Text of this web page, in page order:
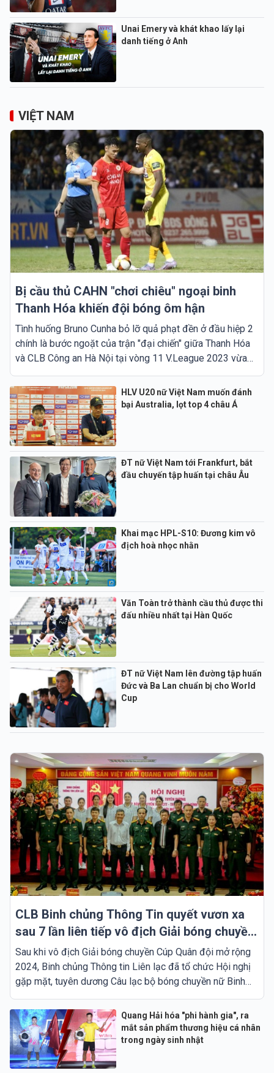
Unai Emery và khát khao lấy lại
danh tiếng ở Anh
VIỆT NAM
Bị cầu thủ CAHN "chơi chiêu" ngoại binh
Thanh Hóa khiến đội bóng ôm hận
Tình huống Bruno Cunha bỏ lỡ quả phạt đền ở đầu hiệp 2
chính là bước ngoặt của trận "đại chiến" giữa Thanh Hóa
và CLB Công an Hà Nội tại vòng 11 V.League 2023 vừa
qua.
HLV U20 nữ Việt Nam muốn đánh
bại Australia, lọt top 4 châu Á
ĐT nữ Việt Nam tới Frankfurt, bắt
đầu chuyến tập huấn tại châu Âu
Khai mạc HPL-S10: Đương kim vô
địch hoà nhọc nhằn
Văn Toàn trở thành cầu thủ được thi
đấu nhiều nhất tại Hàn Quốc
ĐT nữ Việt Nam lên đường tập huấn
Đức và Ba Lan chuẩn bị cho World
Cup
CLB Binh chủng Thông Tin quyết vươn xa
sau 7 lần liên tiếp vô địch Giải bóng chuyền
Cúp Quân đội mở rộng 2024
Sau khi vô địch Giải bóng chuyền Cúp Quân đội mở rộng
2024, Binh chủng Thông tin Liên lạc đã tổ chức Hội nghị
gặp mặt, tuyên dương Câu lạc bộ bóng chuyền nữ Binh
Hà Nội.
Quang Hải hóa "phi hành gia", ra
mắt sản phẩm thương hiệu cá nhân
trong ngày sinh nhật